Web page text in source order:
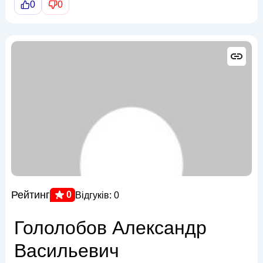
0 0
Рейтинг 0 Відгуків: 0
Гололобов Александр
Васильевич